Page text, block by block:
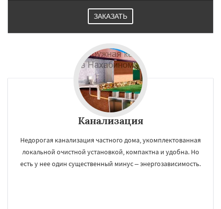
ЗАКАЗАТЬ
Канализация
Недорогая канализация частного дома, укомплектованная
локальной очистной установкой, компактна и удобна. Но
есть у нее один существенный минус – энергозависимость.